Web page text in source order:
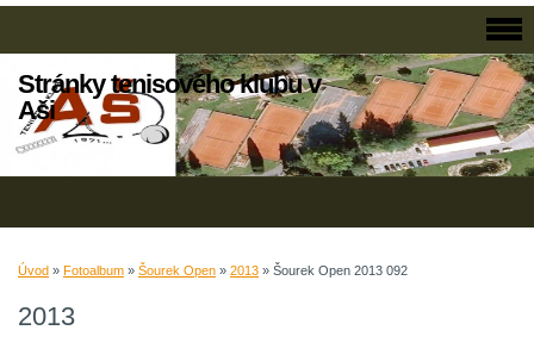
Stránky tenisového klubu v
Aši
Úvod » Fotoalbum » Šourek Open » 2013 » Šourek Open 2013 092
2013